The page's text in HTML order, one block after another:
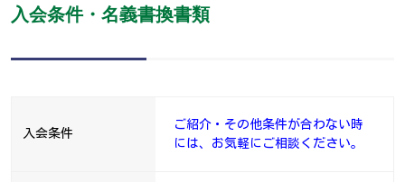
入会条件・名義書換書類
入会条件
ご紹介・その他条件が合わない時
には、お気軽にご相談ください。